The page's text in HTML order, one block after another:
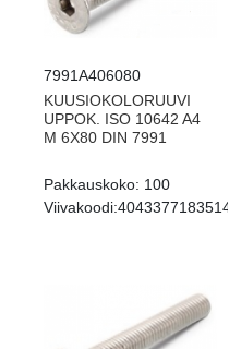
7991A406080
KUUSIOKOLORUUVI
UPPOK. ISO 10642 A4
M 6X80 DIN 7991
Pakkauskoko: 100
Viivakoodi:4043377183514